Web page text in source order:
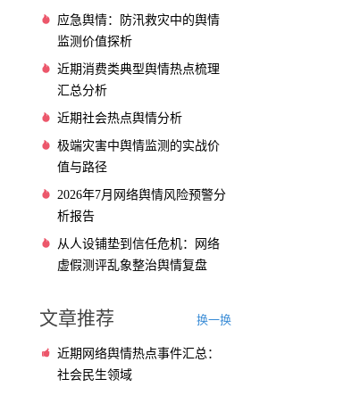
应急舆情：防汛救灾中的舆情
监测价值探析
近期消费类典型舆情热点梳理
汇总分析
近期社会热点舆情分析
极端灾害中舆情监测的实战价
值与路径
2026年7月网络舆情风险预警分
析报告
从人设铺垫到信任危机：网络
虚假测评乱象整治舆情复盘
文章推荐 换一换
近期网络舆情热点事件汇总：
社会民生领域